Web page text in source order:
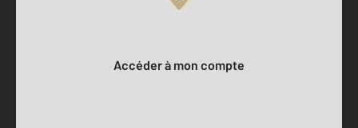
Accéder à mon compte